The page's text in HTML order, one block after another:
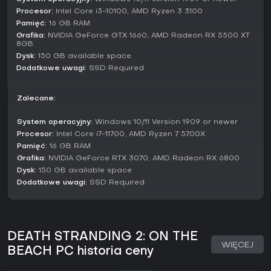
Tryby gry
Gra skupia się na trybie fabularnym z kampanią trwającą
około 35 godzin, w której Sam wykonuje kontynentalne
wyginięciu ludzkości. Ten tryb kładzie nacisk na rozwój
infrastruktury i konfrontacje z zagrożeniami w otwartym
czy nietypowe zadania jak odnalezienie zaginionego
kangura. Te opcjonalne aktywności odblokowują gadżety i
podnoszą rangi baz, zachęcając do eksploracji bez
konieczności cofania się.
Choć głównie single-player, asynchroniczne elementy online
interakcje poprzez modyfikacje wspólnego świata i
Czy warto grać?
Death Stranding 2: On the Beach zdobyło wysokie uznanie
za dopracowanie mechanik oryginału - IGN wystawił 9/10
Procesor: Intel Core i3-10100, AMD Ryzen 3 3100
Pamięć: 16 GB RAM
Grafika: NVIDIA GeForce GTX 1660, AMD Radeon RX 5500 XT
8GB
Dysk: 150 GB available space
Dodatkowe uwagi: SSD Required
Zalecane:
System operacyjny: Windows 10/11 Version 1909 or newer
Procesor: Intel Core i7-11700, AMD Ryzen 7 5700X
Pamięć: 16 GB RAM
Grafika: NVIDIA GeForce RTX 3070, AMD Radeon RX 6800
Dysk: 150 GB available space
Dodatkowe uwagi: SSD Required
DEATH STRANDING 2: ON THE
BEACH PC historia ceny
WIĘCEJ